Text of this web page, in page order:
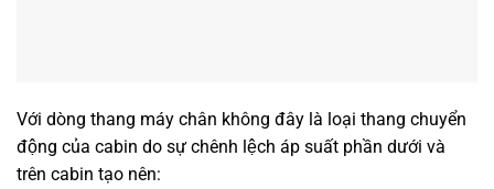
Với dòng thang máy chân không đây là loại thang chuyển
động của cabin do sự chênh lệch áp suất phần dưới và
trên cabin tạo nên: